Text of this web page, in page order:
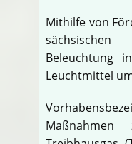
Mithilfe von
Beleuchtung
Leuchtmittel